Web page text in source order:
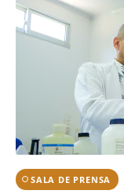
SALA DE PRENSA